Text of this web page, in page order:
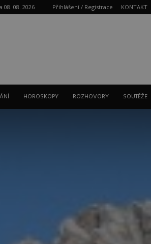
08. 08. 2026 Přihlášení / Registrace KONTAKT
HOROSKOPY ROZHOVORY SOUTĚŽE